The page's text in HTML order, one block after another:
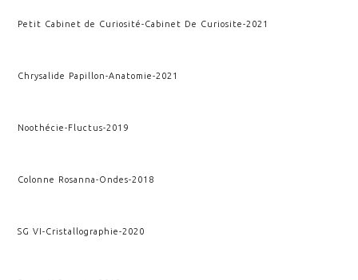
Petit Cabinet de Curiosité-Cabinet De Curiosite-2021
Chrysalide Papillon-Anatomie-2021
Noothécie-Fluctus-2019
Colonne Rosanna-Ondes-2018
SG VI-Cristallographie-2020